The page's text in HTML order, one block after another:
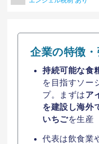
企業の特徴
持続可能な食
を目指すソー
プ。まずはア
を建設し海外
いちごを生産
代表は飲食業